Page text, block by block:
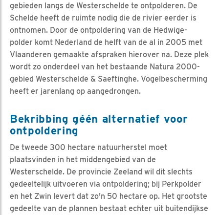
gebieden langs de Westerschelde te ontpolderen. De
Schelde heeft de ruimte nodig die de rivier eerder is
ontnomen. Door de ontpoldering van de Hedwige-
polder komt Nederland de helft van de al in 2005 met
Vlaanderen gemaakte afspraken hierover na. Deze plek
wordt zo onderdeel van het bestaande Natura 2000-
gebied Westerschelde & Saeftinghe. Vogelbescherming
heeft er jarenlang op aangedrongen.
Bekribbing géén alternatief voor
ontpoldering
De tweede 300 hectare natuurherstel moet
plaatsvinden in het middengebied van de
Westerschelde. De provincie Zeeland wil dit slechts
gedeeltelijk uitvoeren via ontpoldering; bij Perkpolder
en het Zwin levert dat zo'n 50 hectare op. Het grootste
gedeelte van de plannen bestaat echter uit buitendijkse